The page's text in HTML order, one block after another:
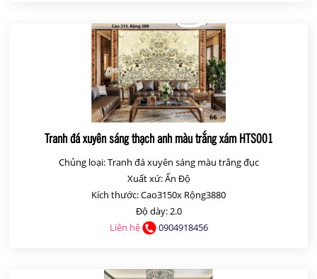
Tranh đá xuyên sáng thạch anh màu trắng xám HTS001
Chủng loại: Tranh đá xuyên sáng màu trắng đục
Xuất xứ: Ấn Độ
Kích thước: Cao3150x Rộng3880
Độ dày: 2.0
Liên hệ
0904918456